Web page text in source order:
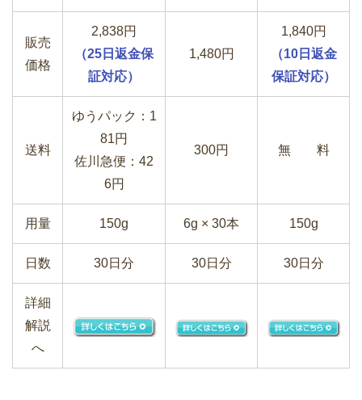
販売
価格
2,838円
（25日返金保
証対応）
1,480円
1,840円
（10日返金
保証対応）
送料
ゆうパック：1
81円
佐川急便：42
6円
300円 無 料
用量 150g 6g × 30本 150g
日数 30日分 30日分 30日分
詳細
解説
へ